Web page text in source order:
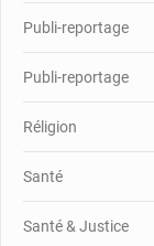
Publi-reportage
Publi-reportage
Réligion
Santé
Santé & Justice